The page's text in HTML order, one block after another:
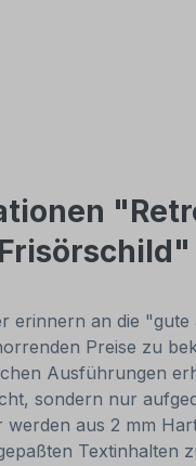
erinnern an die
Preise zu
Ausführungen
sondern nur
aus 2 mm
Textinhalten